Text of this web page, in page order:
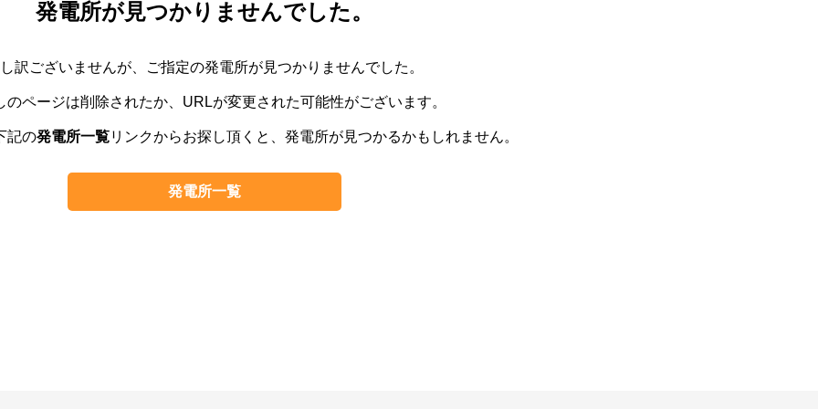
発電所が見つかりませんでした。
訳ございませんが、ご指定の発電所が見つかりませんでした。
のページは削除されたか、URLが変更された可能性がございます。
記の発電所一覧リンクからお探し頂くと、発電所が見つかるかもしれません。
発電所一覧